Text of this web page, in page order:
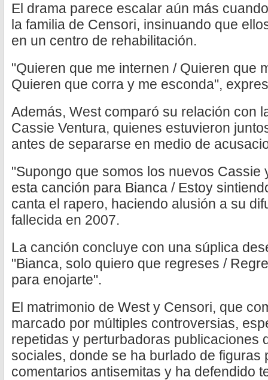
El drama parece escalar aún más
la familia de Censori, insinuando que
en un centro de rehabilitación.
"Quieren que me internen / Quieren que
Quieren que corra y me esconda",
Además, West comparó su relación con
Cassie Ventura, quienes estuvieron
antes de separarse en medio de
"Supongo que somos los nuevos Cassie
esta canción para Bianca / Estoy
canta el rapero, haciendo alusión a su
fallecida en 2007.
La canción concluye con una súplica
"Bianca, solo quiero que regreses /
para enojarte".
El matrimonio de West y Censori, que
marcado por múltiples controversias,
repetidas y perturbadoras publicaciones
sociales, donde se ha burlado de figuras
comentarios antisemitas y ha defendido